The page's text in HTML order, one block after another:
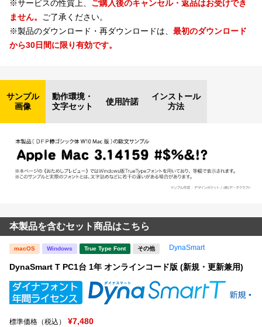
※サービスの性質上、 ご購入後のキャンセル・返品はお受けでき
ません。 ご了承ください。
※製品のダウンロード・再ダウンロードは、 最初のダウンロード
から30日間に限り有効です。
サンプル
画像
動作環境・
文字セット
使用許諾
インストール
方法
本製品を含むセット商品はこちら
macOS Windows True Type Font その他 DynaSmart
DynaSmart T PC1台 1年 オンラインコード版 (新規・更新兼用)
標準価格（税込） ¥7,480